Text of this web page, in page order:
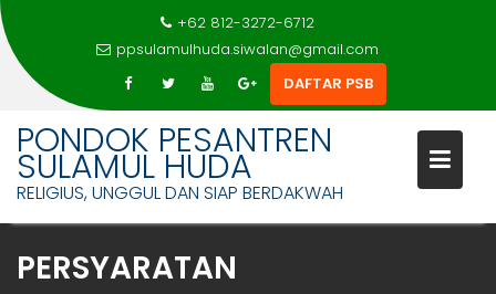
Skip
content
+62 812-3272-6712
ppsulamulhuda.siwalan@gmail.com
DAFTAR PSB
PONDOK PESANTREN
SULAMUL HUDA
RELIGIUS, UNGGUL DAN SIAP BERDAKWAH
PERSYARATAN